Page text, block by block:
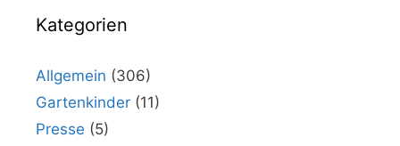
Kategorien
Allgemein (306)
Gartenkinder (11)
Presse (5)